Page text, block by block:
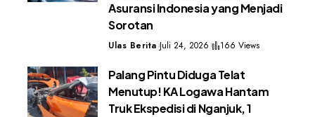
Asuransi Indonesia yang Menjadi
Sorotan
Ulas Berita Juli 24, 2026 166 Views
Palang Pintu Diduga Telat
Menutup! KA Logawa Hantam
Truk Ekspedisi di Nganjuk, 1